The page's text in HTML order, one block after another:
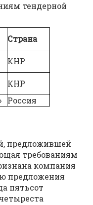
тендерной
Страна
КНР
КНР
Россия
предложившей
требованиям
компания
предложения
пятьсот